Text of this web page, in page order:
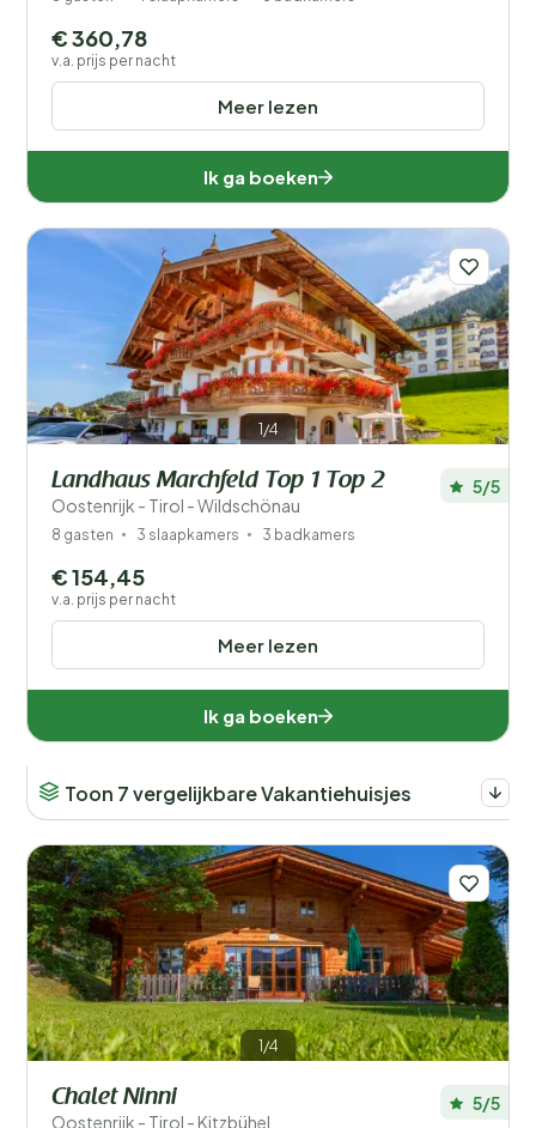
Meer lezen
€ 360,78
v.a. prijs per nacht
Ik ga boeken
1/4
Landhaus Marchfeld Top 1 Top 2
Oostenrijk - Tirol - Wildschönau
5/5
8 gasten 3 slaapkamers 3 badkamers
Meer lezen
€ 154,45
v.a. prijs per nacht
Ik ga boeken
Toon 7 vergelijkbare Vakantiehuisjes
1/4
Chalet Ninni
Oostenrijk - Tirol - Kitzbühel
5/5